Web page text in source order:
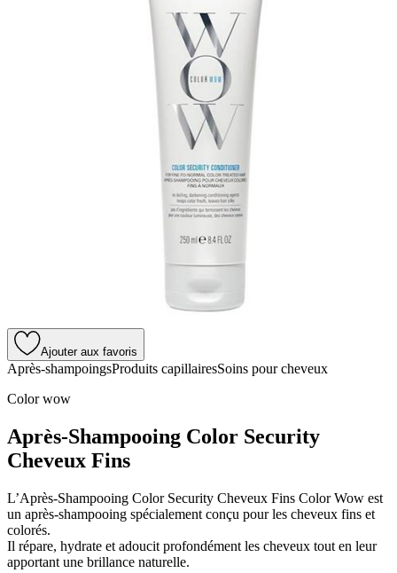
Ajouter aux favoris
Après-shampoingsProduits capillairesSoins pour cheveux
Color wow
Après-Shampooing Color Security
Cheveux Fins
L’Après-Shampooing Color Security Cheveux Fins Color Wow est
un après-shampooing spécialement conçu pour les cheveux fins et
colorés.
Il répare, hydrate et adoucit profondément les cheveux tout en leur
apportant une brillance naturelle.